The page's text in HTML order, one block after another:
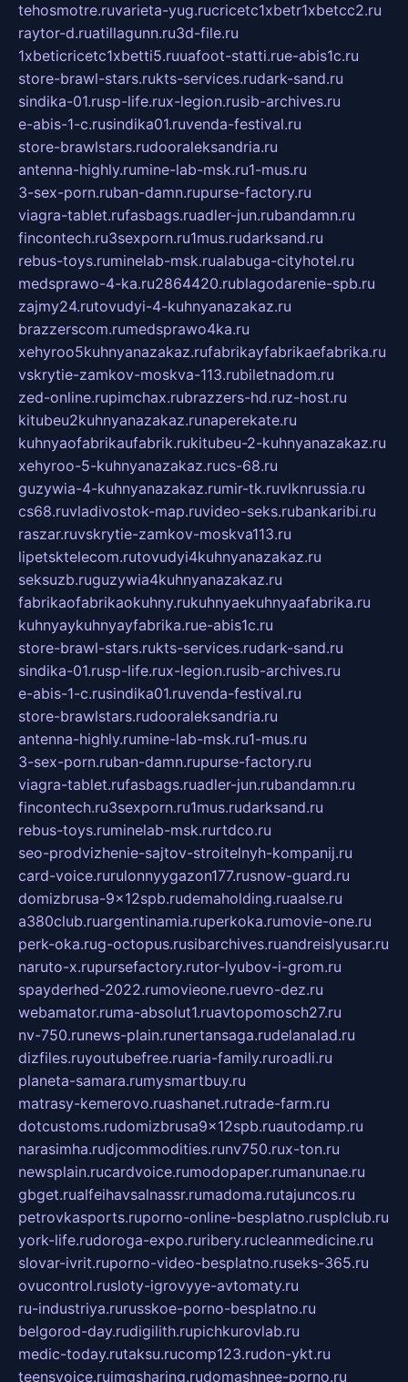
tehosmotre.ruvarieta-yug.rucricetc1xbetr1xbetcc2.ru
raytor-d.ruatillagunn.ru3d-file.ru
1xbeticricetc1xbetti5.ruuafoot-statti.rue-abis1c.ru
store-brawl-stars.rukts-services.rudark-sand.ru
sindika-01.rusp-life.rux-legion.rusib-archives.ru
e-abis-1-c.rusindika01.ruvenda-festival.ru
store-brawlstars.rudooraleksandria.ru
antenna-highly.rumine-lab-msk.ru1-mus.ru
3-sex-porn.ruban-damn.rupurse-factory.ru
viagra-tablet.rufasbags.ruadler-jun.rubandamn.ru
fincontech.ru3sexporn.ru1mus.rudarksand.ru
rebus-toys.ruminelab-msk.rualabuga-cityhotel.ru
medsprawo-4-ka.ru2864420.rublagodarenie-spb.ru
zajmy24.rutovudyi-4-kuhnyanazakaz.ru
brazzerscom.rumedsprawo4ka.ru
xehyroo5kuhnyanazakaz.rufabrikayfabrikaefabrika.ru
vskrytie-zamkov-moskva-113.rubiletnadom.ru
zed-online.rupimchax.rubrazzers-hd.ruz-host.ru
kitubeu2kuhnyanazakaz.runaperekate.ru
kuhnyaofabrikaufabrik.rukitubeu-2-kuhnyanazakaz.ru
xehyroo-5-kuhnyanazakaz.rucs-68.ru
guzywia-4-kuhnyanazakaz.rumir-tk.ruvlknrussia.ru
cs68.ruvladivostok-map.ruvideo-seks.rubankaribi.ru
raszar.ruvskrytie-zamkov-moskva113.ru
lipetsktelecom.rutovudyi4kuhnyanazakaz.ru
seksuzb.ruguzywia4kuhnyanazakaz.ru
fabrikaofabrikaokuhny.rukuhnyaekuhnyaafabrika.ru
kuhnyaykuhnyayfabrika.rue-abis1c.ru
store-brawl-stars.rukts-services.rudark-sand.ru
sindika-01.rusp-life.rux-legion.rusib-archives.ru
e-abis-1-c.rusindika01.ruvenda-festival.ru
store-brawlstars.rudooraleksandria.ru
antenna-highly.rumine-lab-msk.ru1-mus.ru
3-sex-porn.ruban-damn.rupurse-factory.ru
viagra-tablet.rufasbags.ruadler-jun.rubandamn.ru
fincontech.ru3sexporn.ru1mus.rudarksand.ru
rebus-toys.ruminelab-msk.rurtdco.ru
seo-prodvizhenie-sajtov-stroitelnyh-kompanij.ru
card-voice.rurulonnyygazon177.rusnow-guard.ru
domizbrusa-9x12spb.rudemaholding.ruaalse.ru
a380club.ruargentinamia.ruperkoka.rumovie-one.ru
perk-oka.rug-octopus.rusibarchives.ruandreislyusar.ru
naruto-x.rupursefactory.rutor-lyubov-i-grom.ru
spayderhed-2022.rumovieone.ruevro-dez.ru
webamator.ruma-absolut1.ruavtopomosch27.ru
nv-750.runews-plain.runertansaga.rudelanalad.ru
dizfiles.ruyoutubefree.ruaria-family.ruroadli.ru
planeta-samara.rumysmartbuy.ru
matrasy-kemerovo.ruashanet.rutrade-farm.ru
dotcustoms.rudomizbrusa9x12spb.ruautodamp.ru
narasimha.rudjcommodities.runv750.rux-ton.ru
newsplain.rucardvoice.rumodopaper.rumanunae.ru
gbget.rualfeihavsalnassr.rumadoma.rutajuncos.ru
petrovkasports.ruporno-online-besplatno.rusplclub.ru
york-life.rudoroga-expo.ruribery.rucleanmedicine.ru
slovar-ivrit.ruporno-video-besplatno.ruseks-365.ru
ovucontrol.rusloty-igrovyye-avtomaty.ru
ru-industriya.rurusskoe-porno-besplatno.ru
belgorod-day.rudigilith.rupichkurovlab.ru
medic-today.rutaksu.rucomp123.rudon-ykt.ru
teensvoice.ruimgsharing.rudomashnee-porno.ru